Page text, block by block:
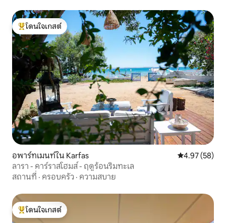
โดนใจเกสต์ที่สุด
โดนใจเกสต์
อพาร์ทเมนท์ใน Karfas คะแนนเฉลี่ย
4.97 (58)
ลารา - คาร์ราสโฮมส์ - ฤดูร้อนริมทะเล
สถานที่ · ครอบครัว · ความสบาย
โดนใจเกสต์ที่สุด
โดนใจเกสต์